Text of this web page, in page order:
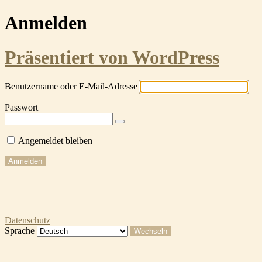
Anmelden
Präsentiert von WordPress
Benutzername oder E-Mail-Adresse
Passwort
Angemeldet bleiben
Datenschutz
Sprache